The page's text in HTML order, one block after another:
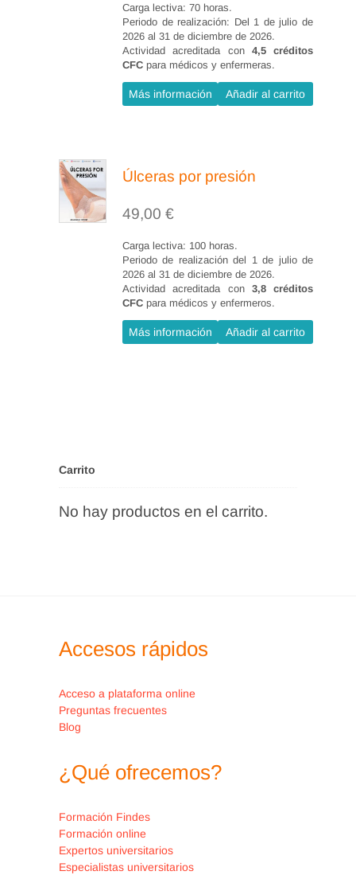
prefijados.
Planes de alimentación por
raciones o intercambios.
Elaboración práctica de un plan de
intercambios.
Conocer los pasos a seguir
para elaborar un plan de
Calcular necesidades calóricas
del paciente.
Calcular las calorías por
nutriente.
de alimentos.
Pautas de alimentación en
diabetes y obesidad.
recomendaciones dietéticas en
recomendaciones dietéticas
hiperlipemias.
Obesidad.
Hiperlipemias.
Carga lectiva: 70 horas.
Periodo de realización: Del 1 de julio de
2026 al 31 de diciembre de 2026.
Actividad acreditada con 4,5 créditos
CFC para médicos y enfermeras.
Más información Añadir al carrito
Úlceras por presión
49,00 €
Carga lectiva: 100 horas.
Periodo de realización del 1 de julio de
2026 al 31 de diciembre de 2026.
Actividad acreditada con 3,8 créditos
CFC para médicos y enfermeros.
Más información Añadir al carrito
Carrito
No hay productos en el carrito.
Accesos rápidos
Acceso a plataforma online
Preguntas frecuentes
Blog
¿Qué ofrecemos?
Formación Findes
Formación online
Expertos universitarios
Especialistas universitarios